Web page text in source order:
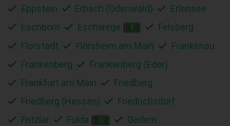
Eppstein
Erbach (Odenwald)
Erlensee
Eschborn
Eschwege F
Felsberg
Florstadt
Flörsheim am Main
Frankenau
Frankenberg
Frankenberg (Eder)
Frankfurt am Main
Friedberg
Friedberg (Hessen)
Friedrichsdorf
Fritzlar
Fulda G
Gedern